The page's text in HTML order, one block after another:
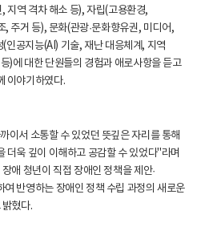
지역 격차 해소 등), 자립(고용환경,
, 주거 등), 문화(관광·문화향유권, 미디어,
인공지능(AI) 기술, 재난 대응체계, 지역
)에 대한 단원들의 경험과 애로사항을 듣고
이야기하였다.
이서 소통할 수 있었던 뜻깊은 자리를 통해
더욱 깊이 이해하고 공감할 수 있었다"라며
애 청년이 직접 장애인 정책을 제안·
여 반영하는 장애인 정책 수립 과정의 새로운
혔다.